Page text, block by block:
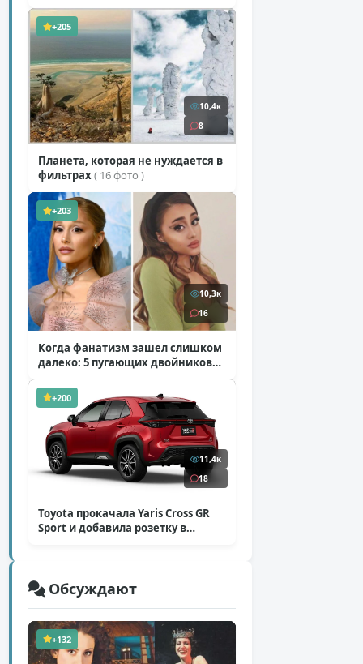
+205
10,4к
8
Планета, которая не нуждается в
фильтрах( 16 фото )
+203
10,3к
16
Когда фанатизм зашел слишком
далеко: 5 пугающих двойников
+200
11,4к
18
Toyota прокачала Yaris Cross GR
Sport и добавила розетку в
Обсуждают
+132